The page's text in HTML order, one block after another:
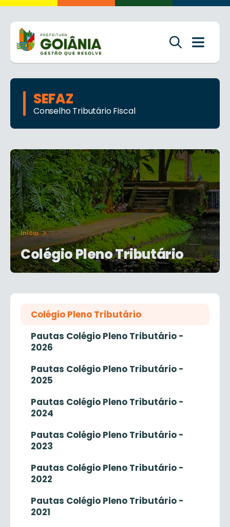
SEFAZ
Conselho Tributário Fiscal
Início
Colégio Pleno Tributário
Colégio Pleno Tributário
Pautas Colégio Pleno Tributário -
2026
Pautas Colégio Pleno Tributário -
2025
Pautas Colégio Pleno Tributário -
2024
Pautas Colégio Pleno Tributário -
2023
Pautas Colégio Pleno Tributário -
2022
Pautas Colégio Pleno Tributário -
2021